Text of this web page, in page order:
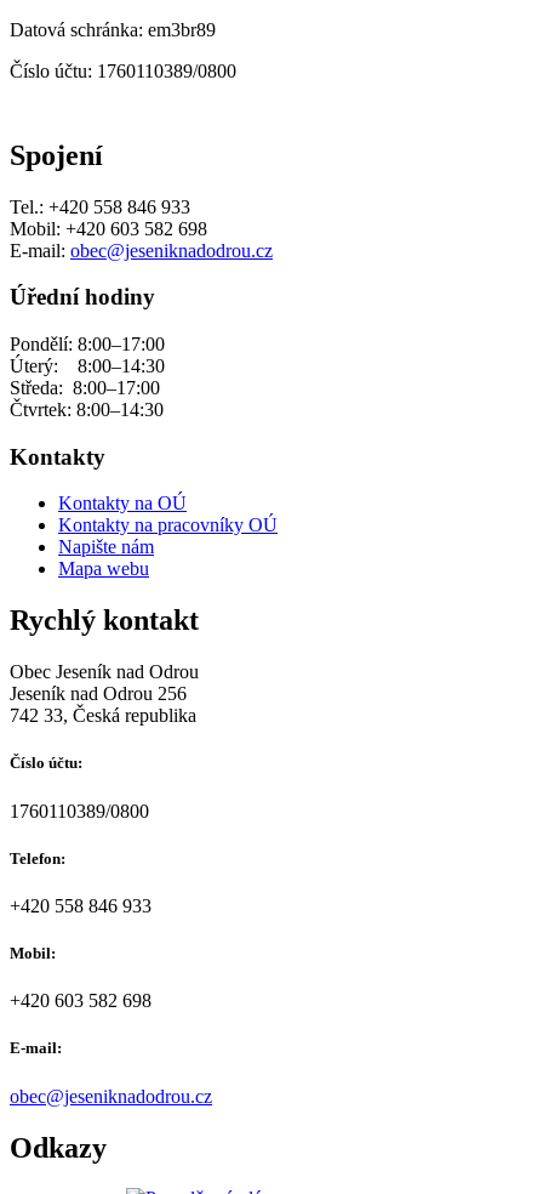
Datová schránka: em3br89
Číslo účtu: 1760110389/0800
Spojení
Tel.: +420 558 846 933
Mobil: +420 603 582 698
E-mail: obec@jeseniknadodrou.cz
Úřední hodiny
Pondělí: 8:00–17:00
Úterý: 8:00–14:30
Středa: 8:00–17:00
Čtvrtek: 8:00–14:30
Kontakty
Kontakty na OÚ
Kontakty na pracovníky OÚ
Napište nám
Mapa webu
Rychlý kontakt
Obec Jeseník nad Odrou
Jeseník nad Odrou 256
742 33, Česká republika
Číslo účtu:
1760110389/0800
Telefon:
+420 558 846 933
Mobil:
+420 603 582 698
E-mail:
obec@jeseniknadodrou.cz
Odkazy